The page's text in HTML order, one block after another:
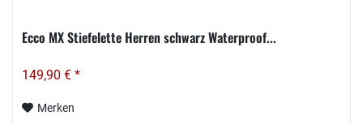
Ecco MX Stiefelette Herren schwarz Waterproof...
149,90 € *
Merken